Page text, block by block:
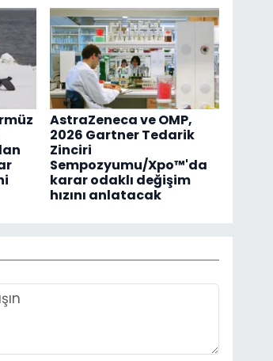
AstraZeneca ve OMP,
2026 Gartner Tedarik
Zinciri
Sempozyumu/Xpo™'da
karar odaklı değişim
hızını anlatacak